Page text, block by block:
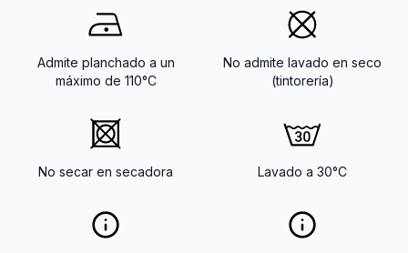
Admite planchado a un
máximo de 110°C
No admite lavado en seco
(tintorería)
No secar en secadora Lavado a 30°C